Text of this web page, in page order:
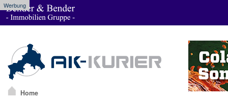
Werbung
Home